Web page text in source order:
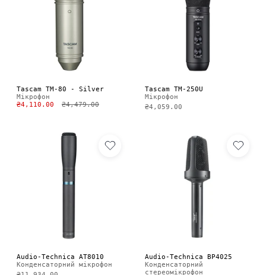
Tascam TM-80 - Silver
Мікрофон
₴4,110.00
₴4,479.00
Tascam TM-250U
Мікрофон
₴4,059.00
Audio-Technica AT8010
Конденсаторний мікрофон
Audio-Technica BP4025
Конденсаторний
стереомікрофон